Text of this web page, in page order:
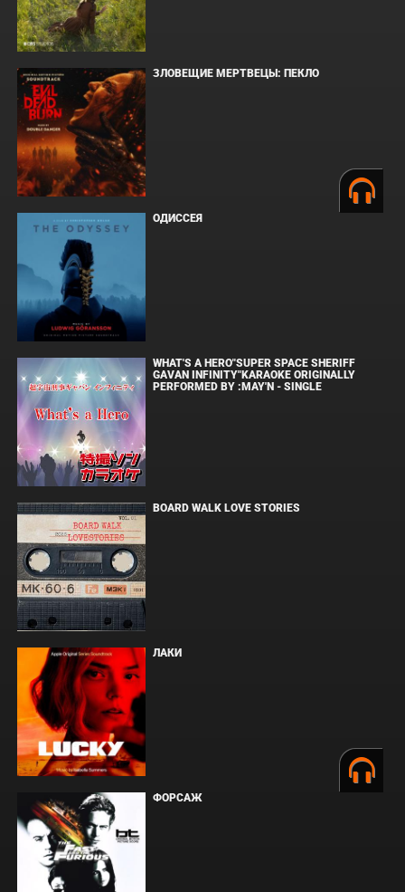
ЗЛОВЕЩИЕ МЕРТВЕЦЫ: ПЕКЛО
ОДИССЕЯ
WHAT'S A HERO"SUPER SPACE SHERIFF
GAVAN INFINITY"KARAOKE ORIGINALLY
PERFORMED BY :MAY'N - SINGLE
BOARD WALK LOVE STORIES
ЛАКИ
ФОРСАЖ